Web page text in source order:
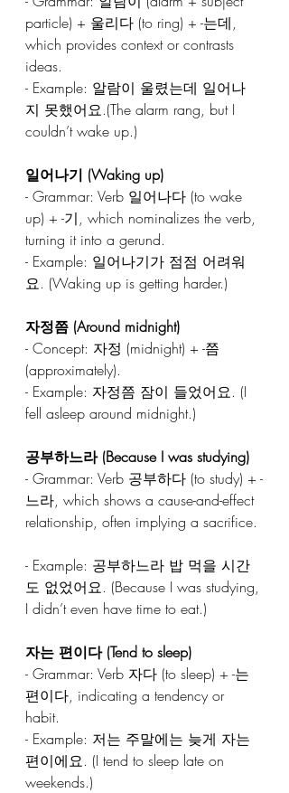
particle) + 울리다 (to ring) + -는데,
which provides context or contrasts
ideas.
- Example: 알람이 울렸는데 일어나
지 못했어요.(The alarm rang, but I
couldn’t wake up.)
일어나기 (Waking up)
- Grammar: Verb 일어나다 (to wake
up) + -기, which nominalizes the verb,
turning it into a gerund.
- Example: 일어나기가 점점 어려워
요. (Waking up is getting harder.)
자정쯤 (Around midnight)
- Concept: 자정 (midnight) + -쯤
(approximately).
- Example: 자정쯤 잠이 들었어요. (I
fell asleep around midnight.)
공부하느라 (Because I was studying)
- Grammar: Verb 공부하다 (to study) + -
느라, which shows a cause-and-effect
relationship, often implying a sacrifice.
- Example: 공부하느라 밥 먹을 시간
도 없었어요. (Because I was studying,
I didn’t even have time to eat.)
자는 편이다 (Tend to sleep)
- Grammar: Verb 자다 (to sleep) + -는
편이다, indicating a tendency or
habit.
- Example: 저는 주말에는 늦게 자는
편이에요. (I tend to sleep late on
weekends.)